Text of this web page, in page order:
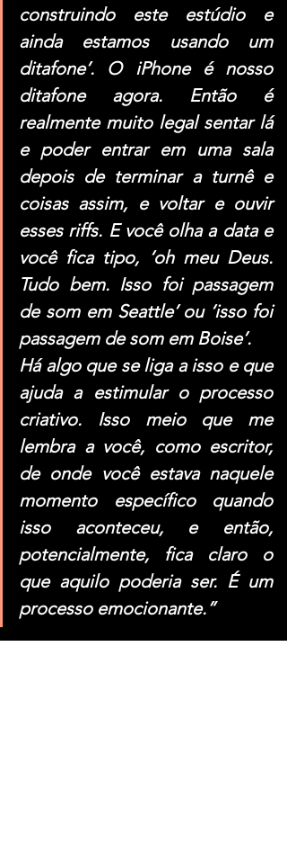
construindo este estúdio e
ainda estamos usando um
ditafone’. O iPhone é nosso
ditafone agora. Então é
realmente muito legal sentar lá
e poder entrar em uma sala
depois de terminar a turnê e
coisas assim, e voltar e ouvir
esses riffs. E você olha a data e
você fica tipo, ‘oh meu Deus.
Tudo bem. Isso foi passagem
de som em Seattle’ ou ‘isso foi
passagem de som em Boise’.
Há algo que se liga a isso e que
ajuda a estimular o processo
criativo. Isso meio que me
lembra a você, como escritor,
de onde você estava naquele
momento específico quando
isso aconteceu, e então,
potencialmente, fica claro o
que aquilo poderia ser. É um
processo emocionante.”